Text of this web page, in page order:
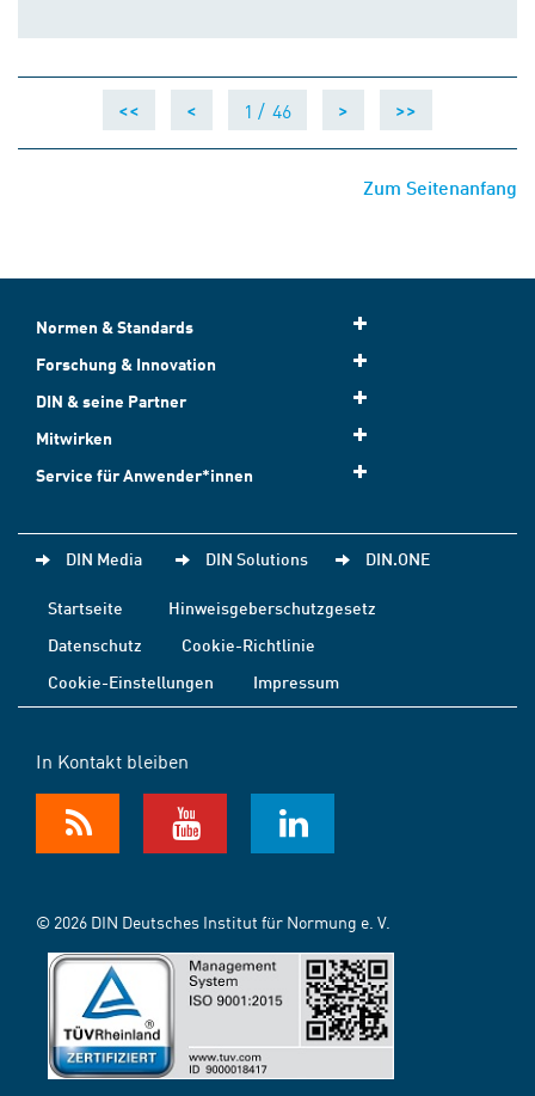
<< < 1 / 46 > >>
Zum Seitenanfang
Normen & Standards
Forschung & Innovation
DIN & seine Partner
Mitwirken
Service für Anwender*innen
DIN Media DIN Solutions DIN.ONE
Startseite
Hinweisgeberschutzgesetz
Datenschutz
Cookie-Richtlinie
Cookie-Einstellungen
Impressum
In Kontakt bleiben
© 2026 DIN Deutsches Institut für Normung e. V.